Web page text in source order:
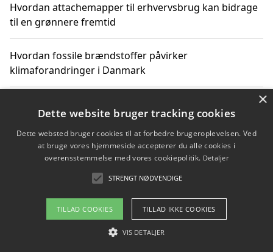
Hvordan attachemapper til erhvervsbrug kan bidrage
til en grønnere fremtid
Hvordan fossile brændstoffer påvirker
klimaforandringer i Danmark
klimaændringer
Hvordan citater om fossile brændstoffer kan ændre
Copyright 2026 - Pilanto Aps
Om / kontakt
×
Dette website bruger tracking cookies
Dette websted bruger cookies til at forbedre brugeroplevelsen. Ved
at bruge vores hjemmeside accepterer du alle cookies i
overensstemmelse med vores cookiepolitik. Detaljer
STRENGT NØDVENDIGE
TILLAD COOKIES TILLAD IKKE COOKIES
VIS DETALJER